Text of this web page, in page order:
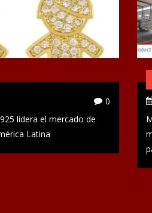
0
lidera el mercado de
Latina